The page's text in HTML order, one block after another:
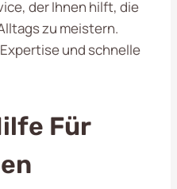
der Ihnen hilft, die
zu meistern.
und schnelle
Für